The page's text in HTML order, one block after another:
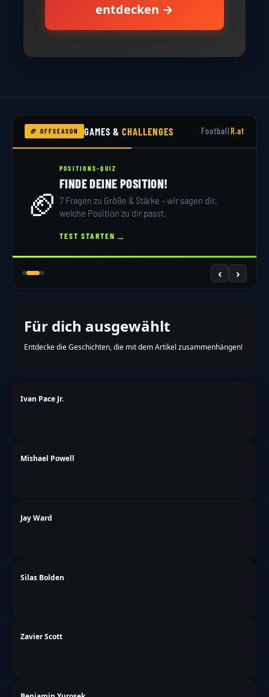
entdecken →
🏈 OFFSEASON GAMES &CHALLENGES FootballR.at
🏈
POSITIONS-QUIZ
FINDE DEINE POSITION!
7 Fragen zu Größe & Stärke – wir sagen dir,
welche Position zu dir passt.
TEST STARTEN →
‹ ›
Für dich ausgewählt
Entdecke die Geschichten, die mit dem Artikel zusammenhängen!
Ivan Pace Jr.
Mishael Powell
Jay Ward
Silas Bolden
Zavier Scott